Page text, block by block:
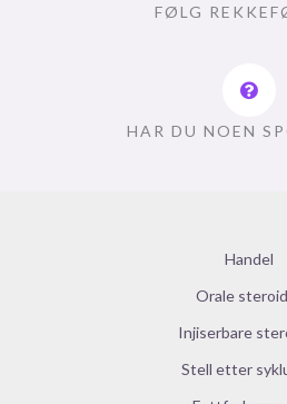
FØLG
HAR DU NOEN
Handel
Orale
Injiserbare
Stell etter